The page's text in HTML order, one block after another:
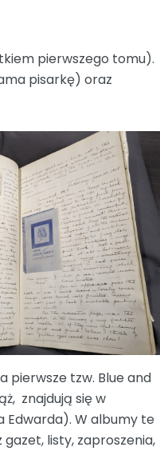
pierwszego tomu).
pisarkę) oraz
pierwsze tzw. Blue and
znajdują się w
W albumy te
listy, zaproszenia,